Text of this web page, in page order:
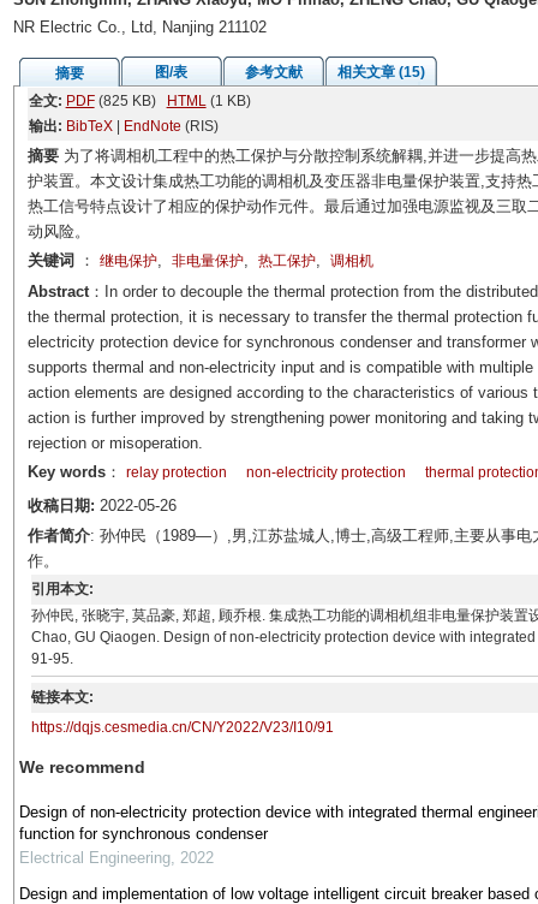
NR Electric Co., Ltd, Nanjing 211102
摘要 图/表 参考文献
相关文章 (15)
全文: PDF(825 KB) HTML(1 KB)
输出: BibTeX| EndNote (RIS)
摘要为了将调相机工程中的热工保护与分散控制系统解耦,并进一步提高
护装置。本文设计集成热工功能的调相机及变压器非电量保护装置,支持
热工信号特点设计了相应的保护动作元件。最后通过加强电源监视及三
动风险。
关键词
： 继电保护, 非电量保护, 热工保护, 调相机
Abstract：In order to decouple the thermal protection from the
the thermal protection, it is necessary to transfer the thermal protection
electricity protection device for synchronous condenser and transformer
supports thermal and non-electricity input and is compatible with
action elements are designed according to the characteristics of
action is further improved by strengthening power monitoring and taking
rejection or misoperation.
Key words： relay protection non-electricity protection thermal
收稿日期: 2022-05-26
作者简介: 孙仲民（1989—）,男,江苏盐城人,博士,高级工程师,主要从事
作。
引用本文:
孙仲民, 张晓宇, 莫品豪, 郑超, 顾乔根. 集成热工功能的调相机组非电量保护装
Chao, GU Qiaogen. Design of non-electricity protection device with
91-95.
链接本文:
https://dqjs.cesmedia.cn/CN/Y2022/V23/I10/91
We recommend
Design of non-electricity protection device with integrated thermal
function for synchronous condenser
Electrical Engineering, 2022
Design and implementation of low voltage intelligent circuit breaker based